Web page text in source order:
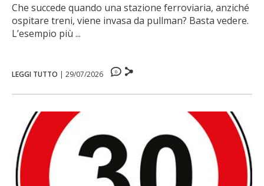
Che succede quando una stazione ferroviaria, anziché
ospitare treni, viene invasa da pullman? Basta vedere.
L’esempio più ...
LEGGI TUTTO |29/07/2026 0